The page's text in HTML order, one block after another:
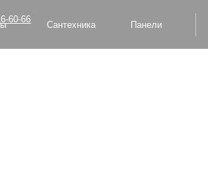
Панели
Сантехника